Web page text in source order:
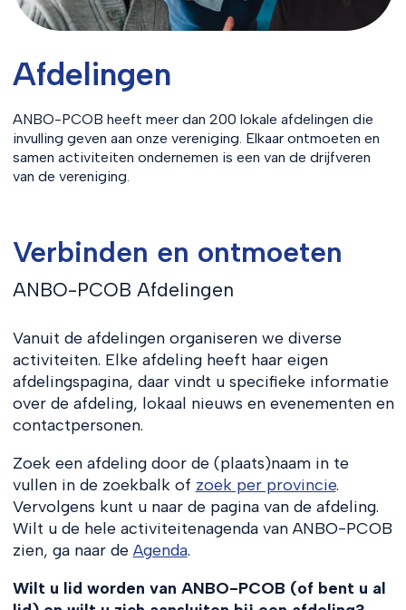
Afdelingen
ANBO-PCOB heeft meer dan 200 lokale afdelingen die
invulling geven aan onze vereniging. Elkaar ontmoeten en
samen activiteiten ondernemen is een van de drijfveren
van de vereniging.
Verbinden en ontmoeten
ANBO-PCOB Afdelingen
Vanuit de afdelingen organiseren we diverse
activiteiten. Elke afdeling heeft haar eigen
afdelingspagina, daar vindt u specifieke informatie
over de afdeling, lokaal nieuws en evenementen en
contactpersonen.
Zoek een afdeling door de (plaats)naam in te
vullen in de zoekbalk of zoek per provincie.
Vervolgens kunt u naar de pagina van de afdeling.
Wilt u de hele activiteitenagenda van ANBO-PCOB
zien, ga naar de Agenda.
Wilt u lid worden van ANBO-PCOB (of bent u al